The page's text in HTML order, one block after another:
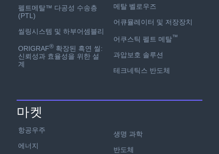
펠트메탈™ 다공성 수송층
(PTL)
씰링시스템 및 하부어셈블리
ORIGRAF®확장된 흑연 씰:
신뢰성과 효율성을 위한 설
계
메탈 벨로우즈
어큐뮬레이터 및 저장장치
어쿠스틱 펠트 메탈™
과압보호 솔루션
테크네틱스 반도체
마켓
항공우주
에너지
생명 과학
반도체